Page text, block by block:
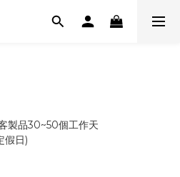
製品30~50個工作天
定假日)